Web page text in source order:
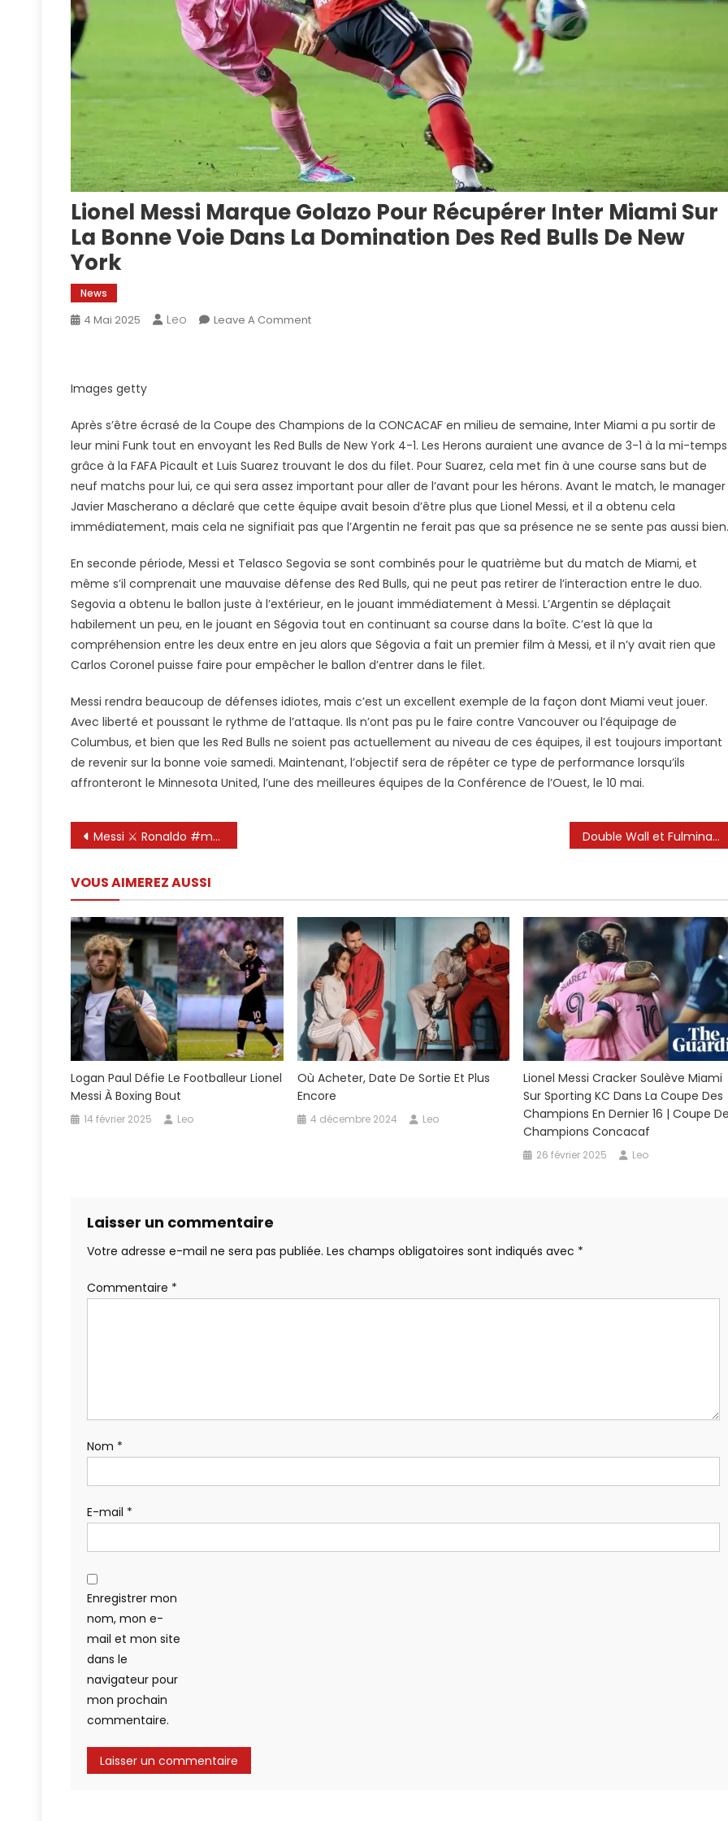
Lionel Messi Marque Golazo Pour Récupérer Inter Miami Sur
La Bonne Voie Dans La Domination Des Red Bulls De New
York
News
4 Mai 2025 Leo Leave A CommentOn
Récupérer
Inter
Miami
Sur
La
Bonne
Dans
La
Domination
Des
Red
De
York
Images getty
Après s’être écrasé de la Coupe des Champions de la CONCACAF en milieu de semaine, Inter Miami a pu sortir de
leur mini Funk tout en envoyant les Red Bulls de New York 4-1. Les Herons auraient une avance de 3-1 à la mi-temps
grâce à la FAFA Picault et Luis Suarez trouvant le dos du filet. Pour Suarez, cela met fin à une course sans but de
neuf matchs pour lui, ce qui sera assez important pour aller de l’avant pour les hérons. Avant le match, le manager
Javier Mascherano a déclaré que cette équipe avait besoin d’être plus que Lionel Messi, et il a obtenu cela
immédiatement, mais cela ne signifiait pas que l’Argentin ne ferait pas que sa présence ne se sente pas aussi bien.
En seconde période, Messi et Telasco Segovia se sont combinés pour le quatrième but du match de Miami, et
même s’il comprenait une mauvaise défense des Red Bulls, qui ne peut pas retirer de l’interaction entre le duo.
Segovia a obtenu le ballon juste à l’extérieur, en le jouant immédiatement à Messi. L’Argentin se déplaçait
habilement un peu, en le jouant en Ségovia tout en continuant sa course dans la boîte. C’est là que la
compréhension entre les deux entre en jeu alors que Ségovia a fait un premier film à Messi, et il n’y avait rien que
Carlos Coronel puisse faire pour empêcher le ballon d’entrer dans le filet.
Messi rendra beaucoup de défenses idiotes, mais c’est un excellent exemple de la façon dont Miami veut jouer.
Avec liberté et poussant le rythme de l’attaque. Ils n’ont pas pu le faire contre Vancouver ou l’équipage de
Columbus, et bien que les Red Bulls ne soient pas actuellement au niveau de ces équipes, il est toujours important
de revenir sur la bonne voie samedi. Maintenant, l’objectif sera de répéter ce type de performance lorsqu’ils
affronteront le Minnesota United, l’une des meilleures équipes de la Conférence de l’Ouest, le 10 mai.
Navigation
l’article
Messi ⚔️ Ronaldo #messi # CR7 #LeoMessi #Cristianoronaldo #fcbarcelone #juventus #UCl #Firal Double Wall et Fulminant à gauche: le but de Lionel Messi dans l’Inter Miami Victory contre New York Red Bulls
VOUS AIMEREZ AUSSI
Logan Paul Défie Le Footballeur Lionel
Messi À Boxing Bout
14 février 2025 Leo
Où Acheter, Date De Sortie Et Plus
Encore
4 décembre 2024 Leo
Lionel Messi Cracker Soulève Miami
Sur Sporting KC Dans La Coupe Des
Champions En Dernier 16 | Coupe
Champions Concacaf
26 février 2025 Leo
Laisser un commentaire
Votre adresse e-mail ne sera pas publiée. Les champs obligatoires sont indiqués avec *
Commentaire *
Nom *
E-mail *
Enregistrer mon
nom, mon e-
mail et mon site
dans le
navigateur pour
mon prochain
commentaire.